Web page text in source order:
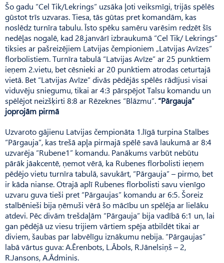
Šo gadu “Cel Tik/Lekrings” uzsāka ļoti veiksmīgi, trijās spēlēs
gūstot trīs uzvaras. Tiesa, tās gūtas pret komandām, kas
noslēdz turnīra tabulu. Īsto spēku samēru varēsim redzēt šīs
nedēļas nogalē, kad 28.janvārī izbraukumā “Cel Tik/ Lekrings”
tiksies ar pašreizējiem Latvijas čempioniem „Latvijas Avīzes”
florbolistiem. Turnīra tabulā “Latvijas Avīze” ar 25 punktiem
ieņem 2.vietu, bet cēsnieki ar 20 punktiem atrodas ceturtajā
vietā. Bet “Latvijas Avīze” divās pēdējās spēlēs rādījusi visai
viduvēju sniegumu, tikai ar 4:3 pārspējot Talsu komandu un
spēlējot neizšķirti 8:8 ar Rēzeknes “Blāzmu”.“Pārgauja”
joprojām pirmā
Uzvaroto gājienu Latvijas čempionāta 1.līgā turpina Stalbes
“Pārgauja”, kas trešā apļa pirmajā spēlē savā laukumā ar 8:4
uzvarēja “Rubene1” komandu. Panākums varbūt nebūtu
pārāk jāakcentē, ņemot vērā, ka Rubenes florbolisti ieņem
pēdējo vietu turnīra tabulā, savukārt, “Pārgauja” – pirmo, bet
ir kāda nianse. Otrajā aplī Rubenes florbolisti savu vienīgo
uzvaru guva tieši pret “Pārgaujas” komandu ar 6:5. Šoreiz
stalbēnieši bija ņēmuši vērā šo mācību un spēlēja ar lielāku
atdevi. Pēc divām trešdaļām “Pārgauja” bija vadībā 6:1 un, lai
gan pēdējā uz viesu trijiem vārtiem spēja atbildēt tikai ar
diviem, šaubas par labvēlīgu iznākumu nebija. “Pārgaujas”
labā vārtus guva: A.Ērenbots, L.Ābols, R.Jānelsiņš – 2,
R.Jansons, A.Ādminis.